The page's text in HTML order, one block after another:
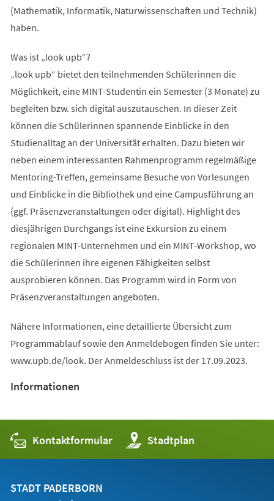
(Mathematik, Informatik, Naturwissenschaften und Technik)
haben.
Was ist „look upb“?
„look upb“ bietet den teilnehmenden Schülerinnen die
Möglichkeit, eine MINT-Studentin ein Semester (3 Monate) zu
begleiten bzw. sich digital auszutauschen. In dieser Zeit
können die Schülerinnen spannende Einblicke in den
Studienalltag an der Universität erhalten. Dazu bieten wir
neben einem interessanten Rahmenprogramm regelmäßige
Mentoring-Treffen, gemeinsame Besuche von Vorlesungen
und Einblicke in die Bibliothek und eine Campusführung an
(ggf. Präsenzveranstaltungen oder digital). Highlight des
diesjährigen Durchgangs ist eine Exkursion zu einem
regionalen MINT-Unternehmen und ein MINT-Workshop, wo
die Schülerinnen ihre eigenen Fähigkeiten selbst
ausprobieren können. Das Programm wird in Form von
Präsenzveranstaltungen angeboten.
Nähere Informationen, eine detaillierte Übersicht zum
Programmablauf sowie den Anmeldebogen finden Sie unter:
www.upb.de/look. Der Anmeldeschluss ist der 17.09.2023.
Informationen
Kontaktformular Stadtplan
(Öffnet
in
einem
STADT PADERBORN